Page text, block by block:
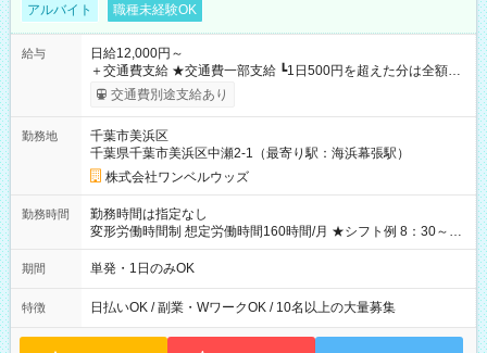
アルバイト 職種未経験OK
給与
日給12,000円～
＋交通費支給 ★交通費一部支給 ┗1日500円を超えた分は全額支
給！ ※往復500円以内の方は自己負担となります ★日払いOK！
（規定あり） ┗働いたその日に現金GET♪ お仕事後はコンビニ
なし
交通費別途支給あり
勤務地
千葉市美浜区
千葉県千葉市美浜区中瀬2-1（最寄り駅：海浜幕張駅）
株式会社ワンベルウッズ
勤務時間
勤務時間は指定なし
変形労働時間制 想定労働時間160時間/月 ★シフト例 8：30～
19：00
期間 単発・1日のみOK
特徴 日払いOK / 副業・WワークOK / 10名以上の大量募集